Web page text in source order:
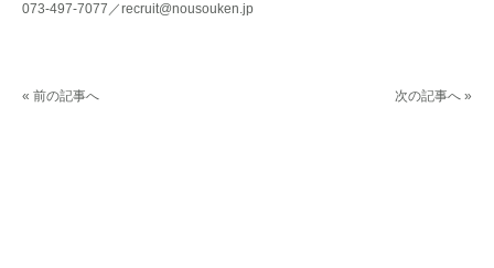
073-497-7077／recruit@nousouken.jp
次の記事へ »
« 前の記事へ